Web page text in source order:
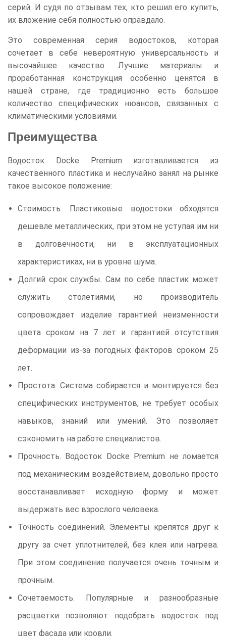
серий. И судя по отзывам тех, кто решил его купить,
их вложение себя полностью оправдало.
Это современная серия водостоков, которая
сочетает в себе невероятную универсальность и
высочайшее качество. Лучшие материалы и
проработанная конструкция особенно ценятся в
нашей стране, где традиционно есть большое
количество специфических нюансов, связанных с
климатическими условиями.
Преимущества
Водосток Docke Premium изготавливается из
качественного пластика и неслучайно занял на рынке
такое высокое положение:
Стоимость. Пластиковые водостоки обходятся
дешевле металлических, при этом не уступая им ни
в долговечности, ни в эксплуатационных
характеристиках, ни в уровне шума.
Долгий срок службы. Сам по себе пластик может
служить столетиями, но производитель
сопровождает изделие гарантией неизменности
цвета сроком на 7 лет и гарантией отсутствия
деформации из-за погодных факторов сроком 25
лет.
Простота. Система собирается и монтируется без
специфических инструментов, не требует особых
навыков, знаний или умений. Это позволяет
сэкономить на работе специалистов.
Прочность. Водосток Docke Premium не ломается
под механическим воздействием, довольно просто
восстанавливает исходную форму и может
выдержать вес взрослого человека.
Точность соединений. Элементы крепятся друг к
другу за счет уплотнителей, без клея или нагрева.
При этом соединение получается очень точным и
прочным.
Сочетаемость. Популярные и разнообразные
расцветки позволяют подобрать водосток под
цвет фасада или кровли.